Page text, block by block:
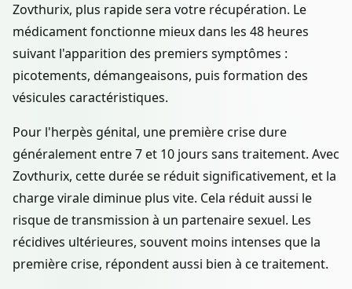
Zovthurix, plus rapide sera votre récupération. Le
médicament fonctionne mieux dans les 48 heures
suivant l'apparition des premiers symptômes :
picotements, démangeaisons, puis formation des
vésicules caractéristiques.
Pour l'herpès génital, une première crise dure
généralement entre 7 et 10 jours sans traitement. Avec
Zovthurix, cette durée se réduit significativement, et la
charge virale diminue plus vite. Cela réduit aussi le
risque de transmission à un partenaire sexuel. Les
récidives ultérieures, souvent moins intenses que la
première crise, répondent aussi bien à ce traitement.